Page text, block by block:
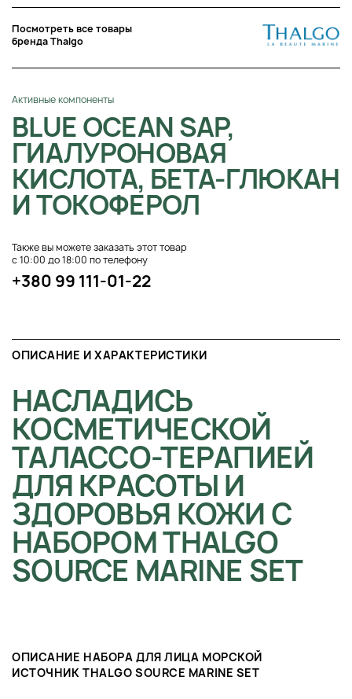
Посмотреть все товары
бренда Thalgo
Активные компоненты
BLUE OCEAN SAP,
ГИАЛУРОНОВАЯ
КИСЛОТА, БЕТА-ГЛЮКАН
И ТОКОФЕРОЛ
Также вы можете заказать этот товар
с 10:00 до 18:00 по телефону
+380 99 111-01-22
ОПИСАНИЕ И ХАРАКТЕРИСТИКИ
НАСЛАДИСЬ
КОСМЕТИЧЕСКОЙ
ТАЛАССО-ТЕРАПИЕЙ
ДЛЯ КРАСОТЫ И
ЗДОРОВЬЯ КОЖИ С
НАБОРОМ THALGO
SOURCE MARINE SET
ОПИСАНИЕ НАБОРА ДЛЯ ЛИЦА МОРСКОЙ
ИСТОЧНИК THALGO SOURCE MARINE SET